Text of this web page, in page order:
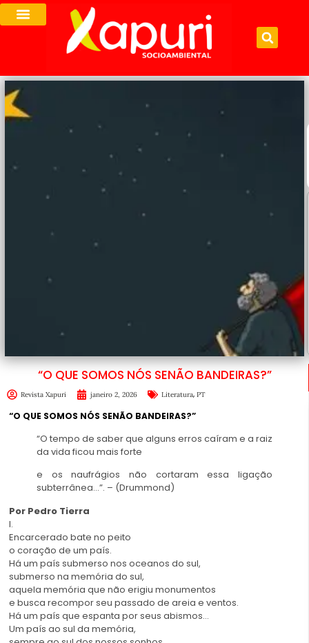
“O QUE SOMOS NÓS SENÃO BANDEIRAS?”
Revista Xapuri janeiro 2, 2026 Literatura, PT
“O QUE SOMOS NÓS SENÃO BANDEIRAS?”
“O tempo de saber que alguns erros caíram e a raiz
da vida ficou mais forte
e os naufrágios não cortaram essa ligação
subterrânea…”. – (Drummond)
Por Pedro Tierra
I.
Encarcerado bate no peito
o coração de um país.
Há um país submerso nos oceanos do sul,
submerso na memória do sul,
aquela memória que não erigiu monumentos
e busca recompor seu passado de areia e ventos.
Há um país que espanta por seus abismos…
Um país ao sul da memória,